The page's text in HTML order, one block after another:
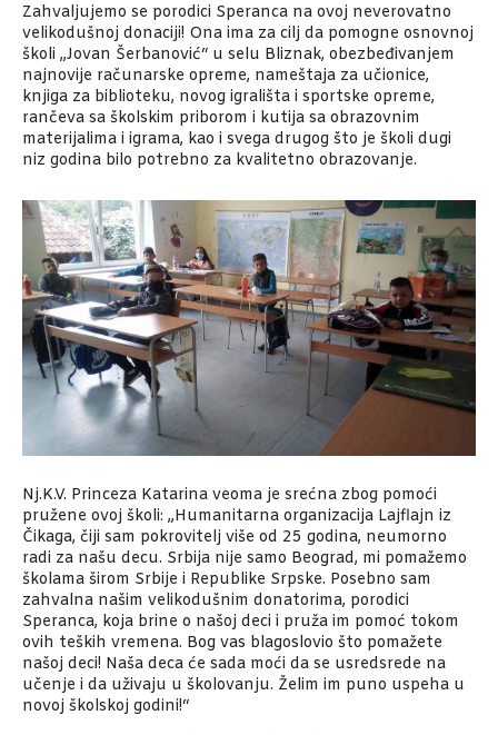
Zahvaljujemo se porodici Speranca na ovoj neverovatno
velikodušnoj donaciji! Ona ima za cilj da pomogne osnovnoj
školi „Jovan Šerbanović“ u selu Bliznak, obezbeđivanjem
najnovije računarske opreme, nameštaja za učionice,
knjiga za biblioteku, novog igrališta i sportske opreme,
rančeva sa školskim priborom i kutija sa obrazovnim
materijalima i igrama, kao i svega drugog što je školi dugi
niz godina bilo potrebno za kvalitetno obrazovanje.
Nj.K.V. Princeza Katarina veoma je srećna zbog pomoći
pružene ovoj školi: „Humanitarna organizacija Lajflajn iz
Čikaga, čiji sam pokrovitelj više od 25 godina, neumorno
radi za našu decu. Srbija nije samo Beograd, mi pomažemo
školama širom Srbije i Republike Srpske. Posebno sam
zahvalna našim velikodušnim donatorima, porodici
Speranca, koja brine o našoj deci i pruža im pomoć tokom
ovih teških vremena. Bog vas blagoslovio što pomažete
našoj deci! Naša deca će sada moći da se usredsrede na
učenje i da uživaju u školovanju. Želim im puno uspeha u
novoj školskoj godini!“